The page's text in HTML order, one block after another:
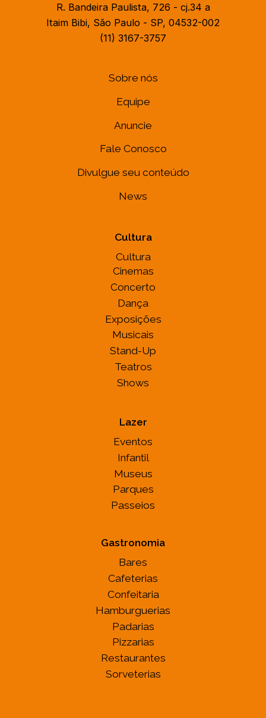
R. Bandeira Paulista, 726 - cj.34 a
Itaim Bibi, São Paulo - SP, 04532-002
(11) 3167-3757
Sobre nós
Equipe
Anuncie
Fale Conosco
Divulgue seu conteúdo
News
Cultura
Cultura
Cinemas
Concerto
Dança
Exposições
Musicais
Stand-Up
Teatros
Shows
Lazer
Eventos
Infantil
Museus
Parques
Passeios
Gastronomia
Bares
Cafeterias
Confeitaria
Hamburguerias
Padarias
Pizzarias
Restaurantes
Sorveterias